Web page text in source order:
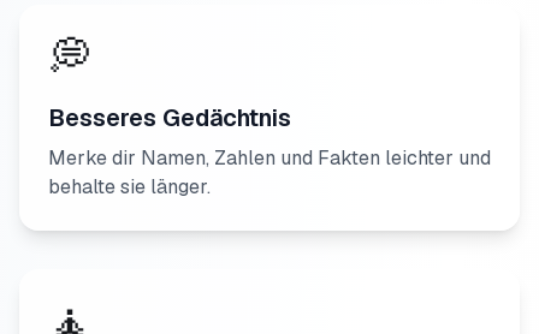
💭
Besseres Gedächtnis
Merke dir Namen, Zahlen und Fakten leichter und
behalte sie länger.
🧘